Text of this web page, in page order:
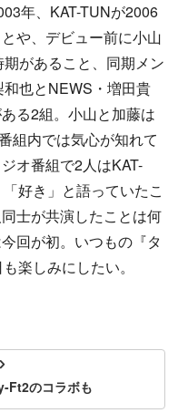
年、KAT-TUNが2006
や、デビュー前に小山
があること、同期メン
也とNEWS・増田貴
る2組。小山と加藤は
組内では気心が知れて
オ番組で2人はKAT-
好き」と語っていたこ
士が共演したことは何
回が初。いつもの『タ
楽しみにしたい。
Ft2のコラボも